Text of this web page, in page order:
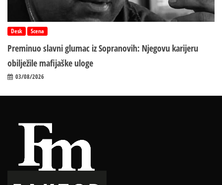
Desk Scena
Preminuo slavni glumac iz Sopranovih: Njegovu karijeru
obilježile mafijaške uloge
03/08/2026